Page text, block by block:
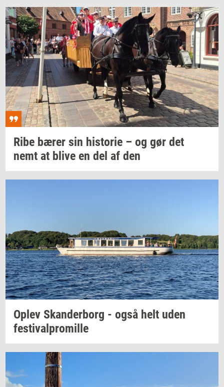
Ribe bærer sin hi­sto­rie – og gør det
nemt at blive en del af den
Oplev Skan­der­borg - også helt uden
festi­val­pro­mil­le